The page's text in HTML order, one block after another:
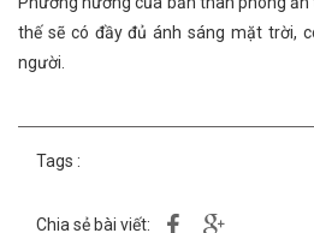
thế sẽ có đầy đủ ánh sáng mặt trời,
người.
Tags :
Chia sẻ bài viết: